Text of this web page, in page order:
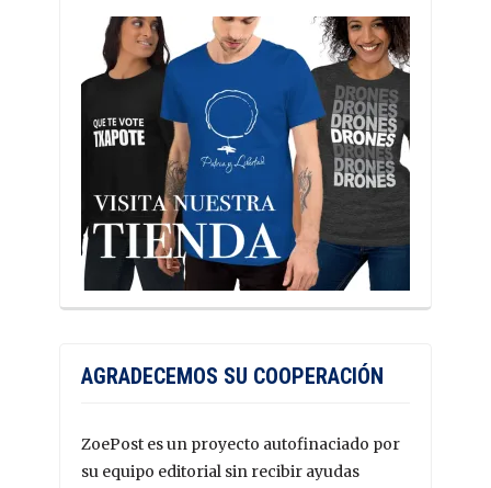
AGRADECEMOS SU COOPERACIÓN
ZoePost es un proyecto autofinaciado por
su equipo editorial sin recibir ayudas